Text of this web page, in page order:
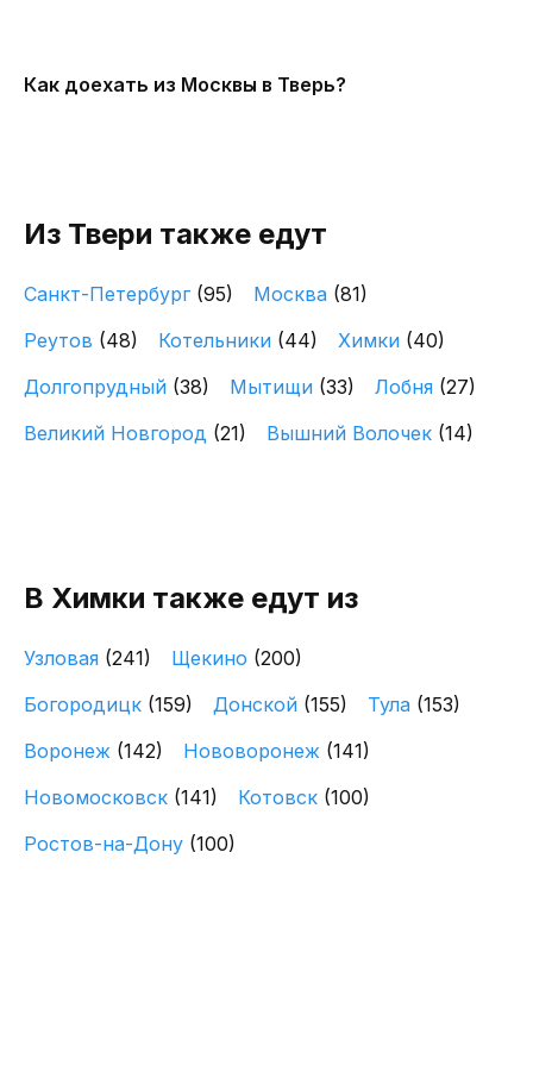
Как доехать из Москвы в Тверь?
Из Твери также едут
Санкт-Петербург (95) Москва (81)
Реутов (48) Котельники (44) Химки (40)
Долгопрудный (38) Мытищи (33) Лобня (27)
Великий Новгород (21) Вышний Волочек (14)
В Химки также едут из
Узловая (241) Щекино (200)
Богородицк (159) Донской (155) Тула (153)
Воронеж (142) Нововоронеж (141)
Новомосковск (141) Котовск (100)
Ростов-на-Дону (100)